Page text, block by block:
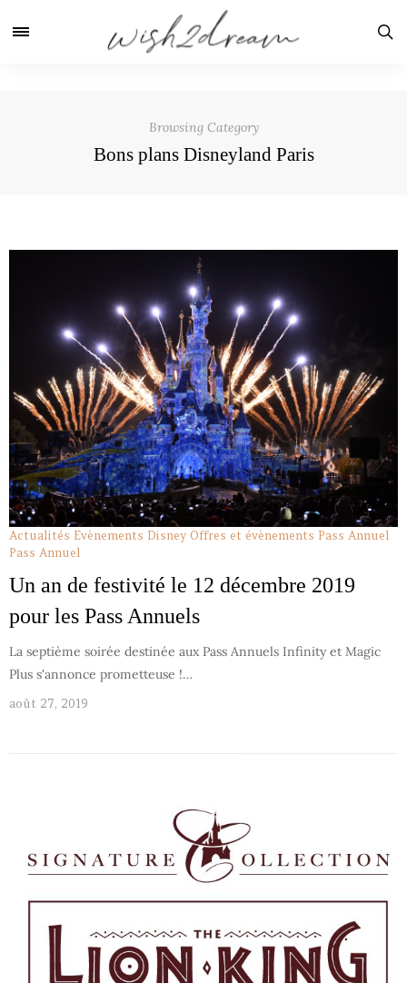
Browsing Category
Bons plans Disneyland Paris
Actualités Evènements Disney Offres et évènements Pass Annuel
Pass Annuel
Un an de festivité le 12 décembre 2019
pour les Pass Annuels
La septième soirée destinée aux Pass Annuels Infinity et Magic
Plus s'annonce prometteuse !…
août 27, 2019